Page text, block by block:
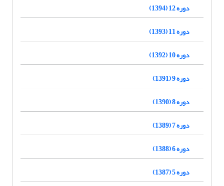
دوره 12 (1394)
دوره 11 (1393)
دوره 10 (1392)
دوره 9 (1391)
دوره 8 (1390)
دوره 7 (1389)
دوره 6 (1388)
دوره 5 (1387)